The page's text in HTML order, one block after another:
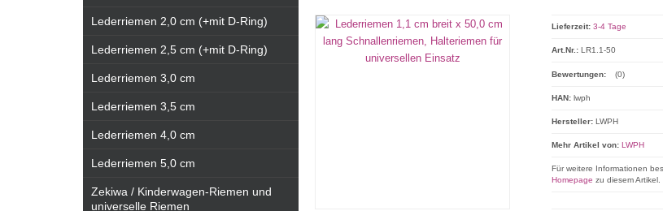
Lieferzeit: 3-4 Tage
Art.Nr.: LR1.1-50
Bewertungen: (0)
HAN:lwph
Hersteller: LWPH
Mehr Artikel von: LWPH
Für weitere Informationen
Homepage zu diesem Artikel.
Lederriemen 2,0 cm (+mit D-Ring)
Lederriemen 2,5 cm (+mit D-Ring)
Lederriemen 3,0 cm
Lederriemen 3,5 cm
Lederriemen 4,0 cm
Lederriemen 5,0 cm
Zekiwa / Kinderwagen-Riemen und
universelle Riemen